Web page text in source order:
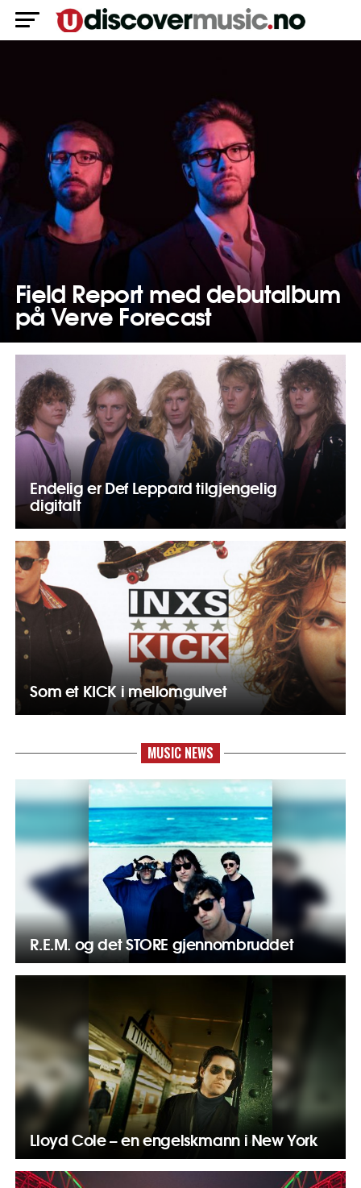
Field Report med debutalbum
på Verve Forecast
Endelig er Def Leppard tilgjengelig
digitalt
Som et KICK i mellomgulvet
MUSIC NEWS
R.E.M. og det STORE gjennombruddet
Lloyd Cole – en engelskmann i New York